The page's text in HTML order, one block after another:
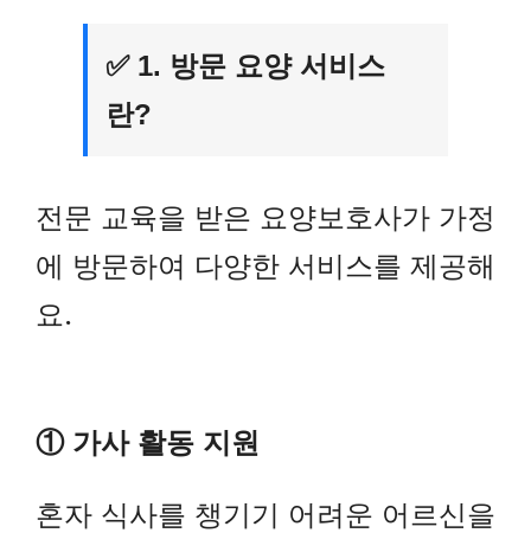
✅ 1. 방문 요양 서비스
란?
전문 교육을 받은 요양보호사가 가정
에 방문하여 다양한 서비스를 제공해
요.
① 가사 활동 지원
혼자 식사를 챙기기 어려운 어르신을